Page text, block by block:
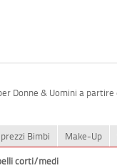
Donne & Uomini a
Bimbi Make-Up
corti/medi